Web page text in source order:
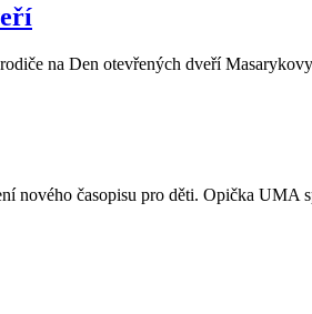
na Den otevřených dveří
nového časopisu pro děti. Opička